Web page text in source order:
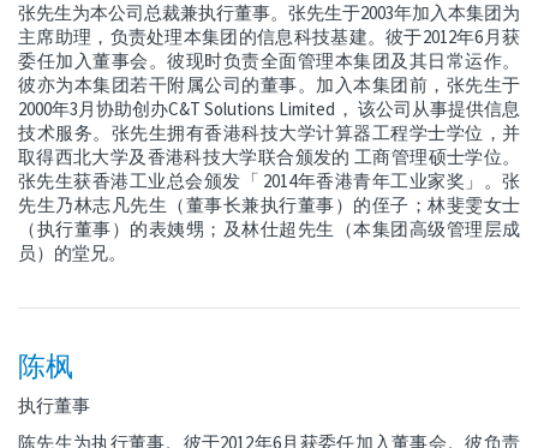
张先生为本公司总裁兼执行董事。张先生于2003年加入本集团为
主席助理，负责处理本集团的信息科技基建。彼于2012年6月获
委任加入董事会。彼现时负责全面管理本集团及其日常运作。
彼亦为本集团若干附属公司的董事。加入本集团前，张先生于
2000年3月协助创办C&T Solutions Limited， 该公司从事提供信息
技术服务。张先生拥有香港科技大学计算器工程学士学位，并
取得西北大学及香港科技大学联合颁发的 工商管理硕士学位。
张先生获香港工业总会颁发「 2014年香港青年工业家奖」。张
先生乃林志凡先生（董事长兼执行董事）的侄子；林斐雯女士
（执行董事）的表姨甥；及林仕超先生（本集团高级管理层成
员）的堂兄。
陈枫
执行董事
陈先生为执行董事。彼于2012年6月获委任加入董事会。彼负责